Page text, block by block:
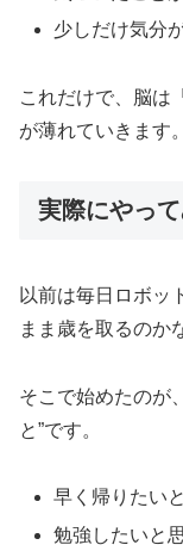
少しだけ気分
これだけで、脳は
が薄れていきます。
実際にやっ
以前は毎日ロボッ
まま歳を取るのか
そこで始めたのが
と”です。
早く帰りたい
勉強したいと